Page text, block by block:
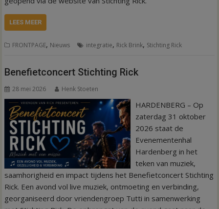
LEES MEER
FRONTPAGE, Nieuws integratie, Rick Brink, Stichting Rick
Benefietconcert Stichting Rick
28 mei 2026 Henk Stoeten
HARDENBERG – Op
zaterdag 31 oktober
2026 staat de
Evenementenhal
Hardenberg in het
teken van muziek,
saamhorigheid en impact tijdens het Benefietconcert Stichting
Rick. Een avond vol live muziek, ontmoeting en verbinding,
georganiseerd door vriendengroep Tutti in samenwerking